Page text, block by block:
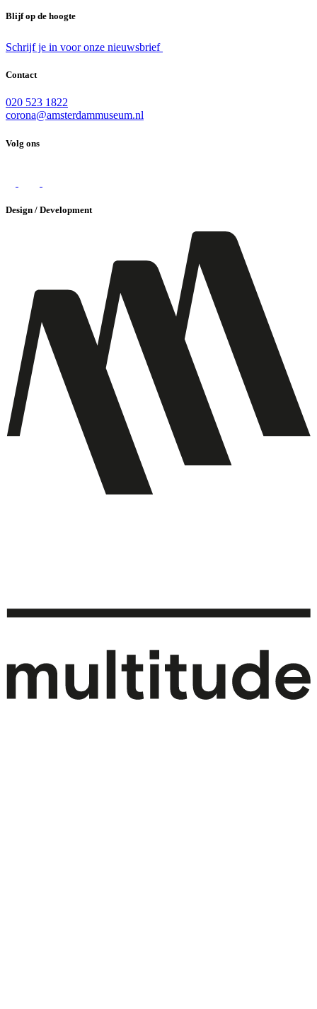
Blijf op de hoogte
Schrijf je in voor onze nieuwsbrief
Contact
020 523 1822
corona@amsterdammuseum.nl
Volg ons
Design / Development